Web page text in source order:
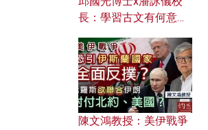
長：學習古文有何意
文之美？ 日常寫作如何
應用？
陳文鴻教授：美伊戰爭